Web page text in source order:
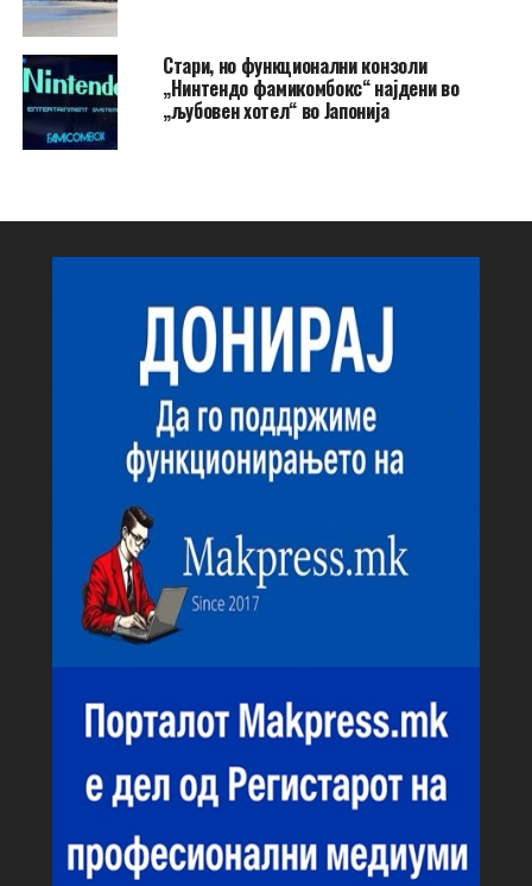
Стари, но функционални конзоли
„Нинтендо фамикомбокс“ најдени во
„љубовен хотел“ во Јапонија